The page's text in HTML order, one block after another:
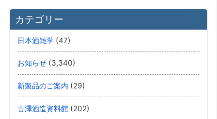
カテゴリー
日本酒雑学 (47)
お知らせ (3,340)
新製品のご案内 (29)
古澤酒造資料館 (202)